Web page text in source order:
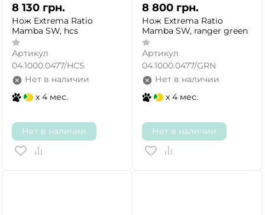
8 130 грн.
Нож Extrema Ratio
Mamba SW, hcs
Артикул
04.1000.0477/HCS
Нет в наличии
x 4 мес.
Нет в наличии
8 800 грн.
Нож Extrema Ratio
Mamba SW, ranger green
Артикул
04.1000.0477/GRN
Нет в наличии
x 4 мес.
Нет в наличии